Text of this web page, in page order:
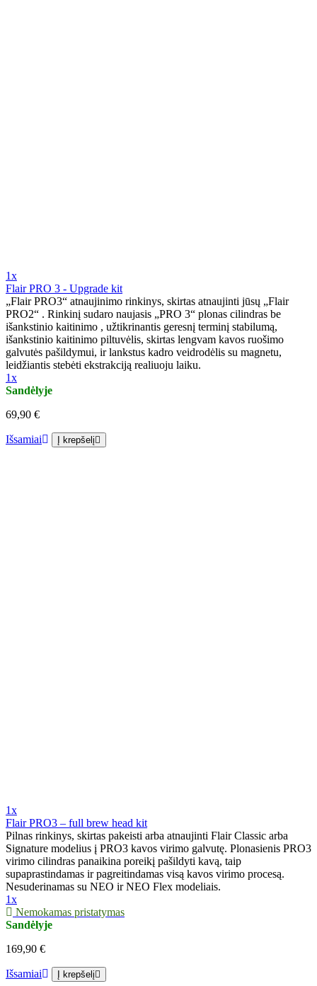
1x
Flair PRO 3 - Upgrade kit
„Flair PRO3“ atnaujinimo rinkinys, skirtas atnaujinti jūsų „Flair
PRO2“ . Rinkinį sudaro naujasis „PRO 3“ plonas cilindras be
išankstinio kaitinimo , užtikrinantis geresnį terminį stabilumą,
išankstinio kaitinimo piltuvėlis, skirtas lengvam kavos ruošimo
galvutės pašildymui, ir lankstus kadro veidrodėlis su magnetu,
leidžiantis stebėti ekstrakciją realiuoju laiku.
1x
Sandėlyje
69,90 €
Išsamiai Į krepšelį
1x
Flair PRO3 – full brew head kit
Pilnas rinkinys, skirtas pakeisti arba atnaujinti Flair Classic arba
Signature modelius į PRO3 kavos virimo galvutę. Plonasienis PRO3
virimo cilindras panaikina poreikį pašildyti kavą, taip
supaprastindamas ir pagreitindamas visą kavos virimo procesą.
Nesuderinamas su NEO ir NEO Flex modeliais.
1x
Nemokamas pristatymas
Sandėlyje
169,90 €
Išsamiai Į krepšelį